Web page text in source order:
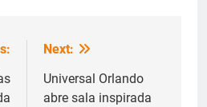
Next:
Universal Orlando
abre sala inspirada